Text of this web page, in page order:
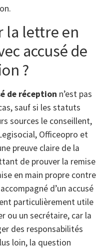
la lettre en
accusé de
?
de réception n’est pas
sauf si les statuts
sources le conseillent,
Officeopro et
preuve claire de la
de prouver la remise
en main propre contre
d’un accusé
particulièrement utile
ou un secrétaire, car la
des responsabilités
loin, la question